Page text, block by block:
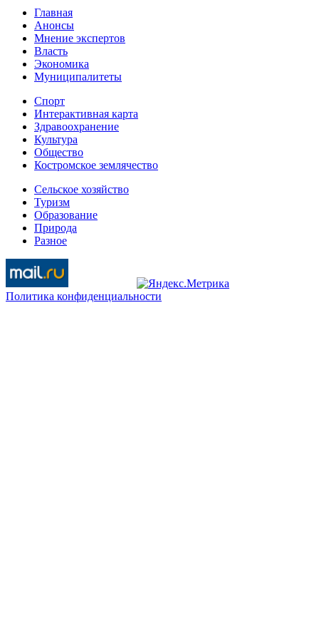
Главная
Анонсы
Мнение экспертов
Власть
Экономика
Муниципалитеты
Спорт
Интерактивная карта
Здравоохранение
Культура
Общество
Костромское землячество
Сельское хозяйство
Туризм
Образование
Природа
Разное
Политика конфиденциальности